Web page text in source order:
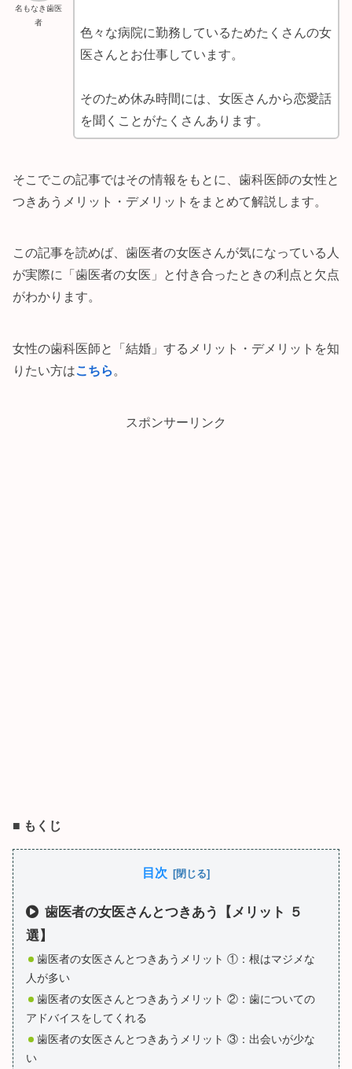
名もなき歯医
者
色々な病院に勤務しているためたくさんの女
医さんとお仕事しています。
そのため休み時間には、女医さんから恋愛話
を聞くことがたくさんあります。
そこでこの記事ではその情報をもとに、歯科医師の女性と
つきあうメリット・デメリットをまとめて解説します。
この記事を読めば、歯医者の女医さんが気になっている人
が実際に「歯医者の女医」と付き合ったときの利点と欠点
がわかります。
女性の歯科医師と「結婚」するメリット・デメリットを知
りたい方はこちら 。
スポンサーリンク
■ もくじ
目次
歯医者の女医さんとつきあう【メリット ５
選】
歯医者の女医さんとつきあうメリット ①：根はマジメな
人が多い
歯医者の女医さんとつきあうメリット ②：歯についての
アドバイスをしてくれる
歯医者の女医さんとつきあうメリット ③：出会いが少な
い